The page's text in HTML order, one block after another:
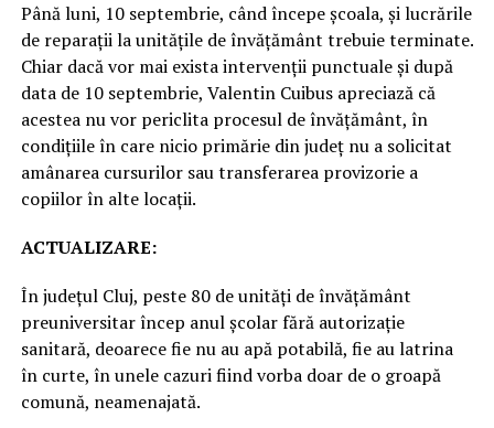
Până luni, 10 septembrie, când începe școala, și lucrările
de reparații la unitățile de învățământ trebuie terminate.
Chiar dacă vor mai exista intervenții punctuale și după
data de 10 septembrie, Valentin Cuibus apreciază că
acestea nu vor periclita procesul de învățământ, în
condițiile în care nicio primărie din județ nu a solicitat
amânarea cursurilor sau transferarea provizorie a
copiilor în alte locații.
ACTUALIZARE:
În județul Cluj, peste 80 de unităţi de învăţământ
preuniversitar încep anul şcolar fără autorizaţie
sanitară, deoarece fie nu au apă potabilă, fie au latrina
în curte, în unele cazuri fiind vorba doar de o groapă
comună, neamenajată.